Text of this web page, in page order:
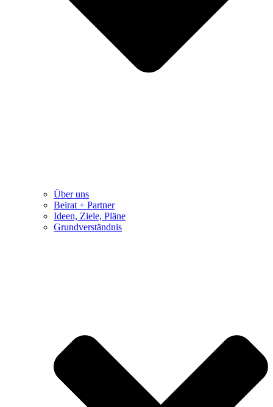
Über uns
Beirat + Partner
Ideen, Ziele, Pläne
Grundverständnis